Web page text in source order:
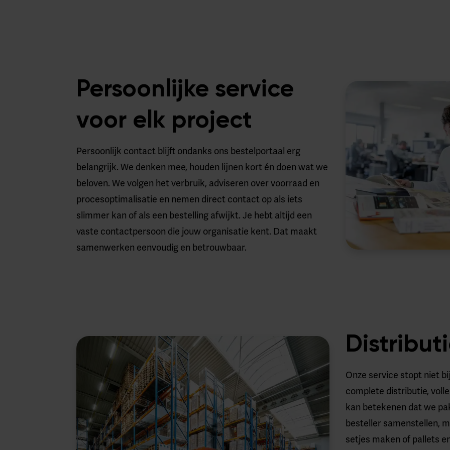
Persoonlijke service
voor elk project
Persoonlijk contact blijft ondanks ons bestelportaal erg
belangrijk. We denken mee, houden lijnen kort én doen wat we
beloven. We volgen het verbruik, adviseren over voorraad en
procesoptimalisatie en nemen direct contact op als iets
slimmer kan of als een bestelling afwijkt. Je hebt altijd een
vaste contactpersoon die jouw organisatie kent. Dat maakt
samenwerken eenvoudig en betrouwbaar.
Onze service stopt niet
complete distributie,
kan betekenen dat we
besteller samenstellen,
setjes maken of pallets